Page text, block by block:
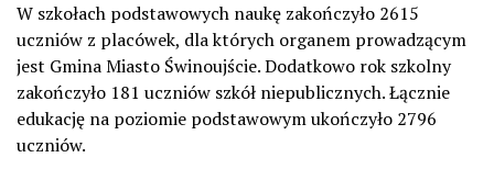
W szkołach podstawowych naukę zakończyło 2615
uczniów z placówek, dla których organem prowadzącym
jest Gmina Miasto Świnoujście. Dodatkowo rok szkolny
zakończyło 181 uczniów szkół niepublicznych. Łącznie
edukację na poziomie podstawowym ukończyło 2796
uczniów.